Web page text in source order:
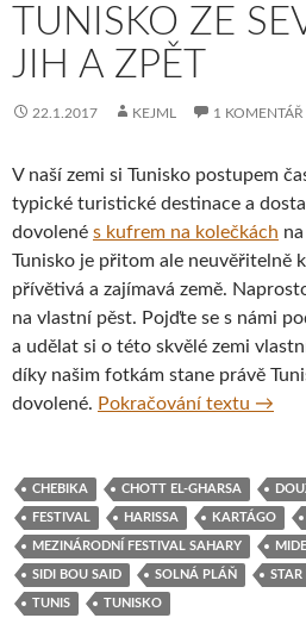
TUNISKO ZE
JIH A ZPĚT
22.1.2017 KEJML 1 KOMENTÁŘ
V naší zemi si Tunisko postupem
typické turistické destinace a
dovolené s kufrem na kolečkách
Tunisko je přitom ale neuvěřitelně
přívětivá a zajímavá země.
na vlastní pěst. Pojďte se s námi
a udělat si o této skvělé zemi
díky našim fotkám stane právě
dovolené. Pokračování textu →
CHEBIKA CHOTT EL-GHARSA
FESTIVAL HARISSA KARTÁGO
MEZINÁRODNÍ FESTIVAL SAHARY
SIDI BOU SAID SOLNÁ PLÁŇ STAR
TUNIS TUNISKO